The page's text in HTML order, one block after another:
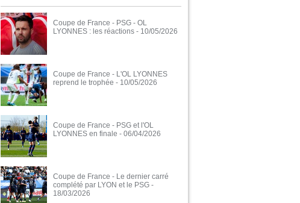
Coupe de France - PSG - OL
LYONNES : les réactions - 10/05/2026
Coupe de France - L'OL LYONNES
reprend le trophée - 10/05/2026
Coupe de France - PSG et l'OL
LYONNES en finale - 06/04/2026
Coupe de France - Le dernier carré
complété par LYON et le PSG -
18/03/2026